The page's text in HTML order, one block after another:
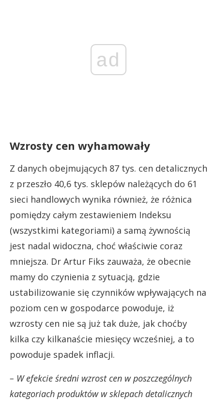
ad
Wzrosty cen wyhamowały
Z danych obejmujących 87 tys. cen detalicznych
z przeszło 40,6 tys. sklepów należących do 61
sieci handlowych wynika również, że różnica
pomiędzy całym zestawieniem Indeksu
(wszystkimi kategoriami) a samą żywnością
jest nadal widoczna, choć właściwie coraz
mniejsza. Dr Artur Fiks zauważa, że obecnie
mamy do czynienia z sytuacją, gdzie
ustabilizowanie się czynników wpływających na
poziom cen w gospodarce powoduje, iż
wzrosty cen nie są już tak duże, jak choćby
kilka czy kilkanaście miesięcy wcześniej, a to
powoduje spadek inflacji.
– W efekcie średni wzrost cen w poszczególnych
kategoriach produktów w sklepach detalicznych